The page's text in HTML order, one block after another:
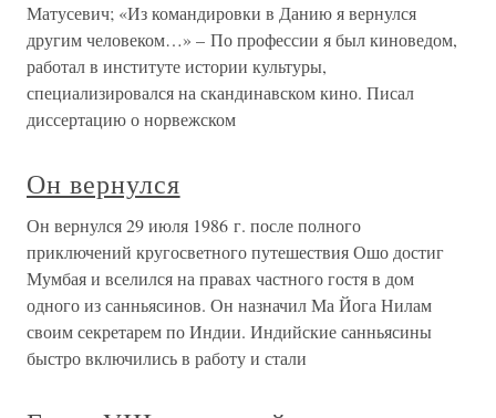
Матусевич; «Из командировки в Данию я вернулся
другим человеком…» – По профессии я был киноведом,
работал в институте истории культуры,
специализировался на скандинавском кино. Писал
диссертацию о норвежском
Он вернулся
Он вернулся 29 июля 1986 г. после полного
приключений кругосветного путешествия Ошо достиг
Мумбая и вселился на правах частного гостя в дом
одного из санньясинов. Он назначил Ма Йога Нилам
своим секретарем по Индии. Индийские санньясины
быстро включились в работу и стали